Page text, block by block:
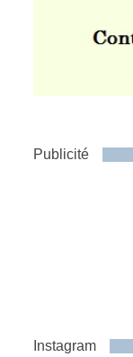
Publicité
Instagram